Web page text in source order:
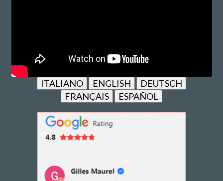
ITALIANO ENGLISH
DEUTSCH
FRANÇAIS
ESPAÑOL